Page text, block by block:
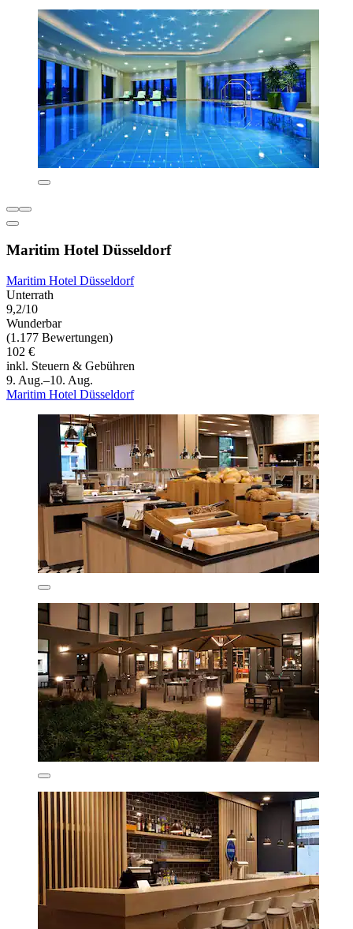
Maritim Hotel Düsseldorf
Maritim Hotel Düsseldorf
Unterrath
9,2/10
Wunderbar
(1.177 Bewertungen)
102 €
inkl. Steuern & Gebühren
9. Aug.–10. Aug.
Maritim Hotel Düsseldorf